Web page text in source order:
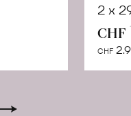
2 x
CHF
CHF